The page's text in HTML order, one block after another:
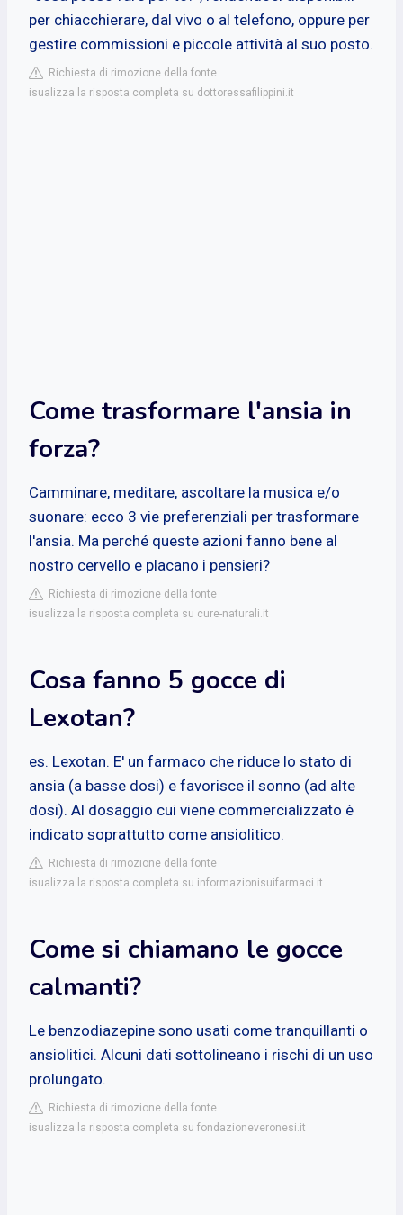
per chiacchierare, dal vivo o al telefono, oppure per
gestire commissioni e piccole attività al suo posto.
Richiesta di rimozione della fonte
isualizza la risposta completa su dottoressafilippini.it
Come trasformare l'ansia in
forza?
Camminare, meditare, ascoltare la musica e/o
suonare: ecco 3 vie preferenziali per trasformare
l'ansia. Ma perché queste azioni fanno bene al
nostro cervello e placano i pensieri?
Richiesta di rimozione della fonte
isualizza la risposta completa su cure-naturali.it
Cosa fanno 5 gocce di
Lexotan?
es. Lexotan. E' un farmaco che riduce lo stato di
ansia (a basse dosi) e favorisce il sonno (ad alte
dosi). Al dosaggio cui viene commercializzato è
indicato soprattutto come ansiolitico.
Richiesta di rimozione della fonte
isualizza la risposta completa su informazionisuifarmaci.it
Come si chiamano le gocce
calmanti?
Le benzodiazepine sono usati come tranquillanti o
ansiolitici. Alcuni dati sottolineano i rischi di un uso
prolungato.
Richiesta di rimozione della fonte
isualizza la risposta completa su fondazioneveronesi.it